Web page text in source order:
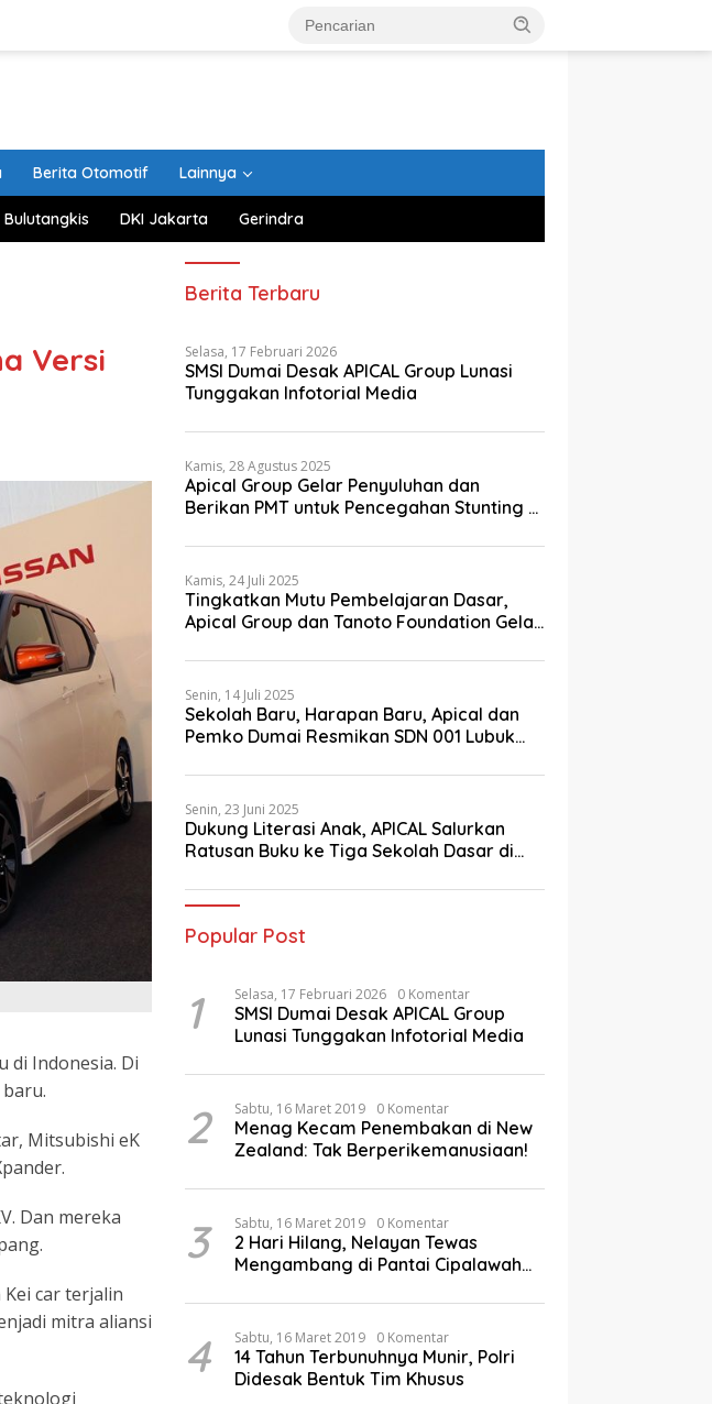
Berita Otomotif Lainnya
Bulutangkis DKI Jakarta Gerindra
Versi
di Indonesia. Di
Mitsubishi eK
Dan mereka
car terjalin
mitra aliansi
Berita Terbaru
Selasa, 17 Februari 2026
SMSI Dumai Desak APICAL Group Lunasi
Tunggakan Infotorial Media
Kamis, 28 Agustus 2025
Apical Group Gelar Penyuluhan dan
Berikan PMT untuk Pencegahan Stunting di
Kamis, 24 Juli 2025
Tingkatkan Mutu Pembelajaran Dasar,
Apical Group dan Tanoto Foundation Gelar
Senin, 14 Juli 2025
Sekolah Baru, Harapan Baru, Apical dan
Pemko Dumai Resmikan SDN 001 Lubuk
Senin, 23 Juni 2025
Dukung Literasi Anak, APICAL Salurkan
Ratusan Buku ke Tiga Sekolah Dasar di
Popular Post
1 Selasa, 17 Februari 2026 0 Komentar
SMSI Dumai Desak APICAL Group
Lunasi Tunggakan Infotorial Media
2 Sabtu, 16 Maret 2019 0 Komentar
Menag Kecam Penembakan di New
Zealand: Tak Berperikemanusiaan!
3 Sabtu, 16 Maret 2019 0 Komentar
2 Hari Hilang, Nelayan Tewas
Mengambang di Pantai Cipalawah
4 Sabtu, 16 Maret 2019 0 Komentar
14 Tahun Terbunuhnya Munir, Polri
Didesak Bentuk Tim Khusus